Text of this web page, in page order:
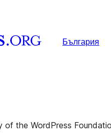
България
of the WordPress